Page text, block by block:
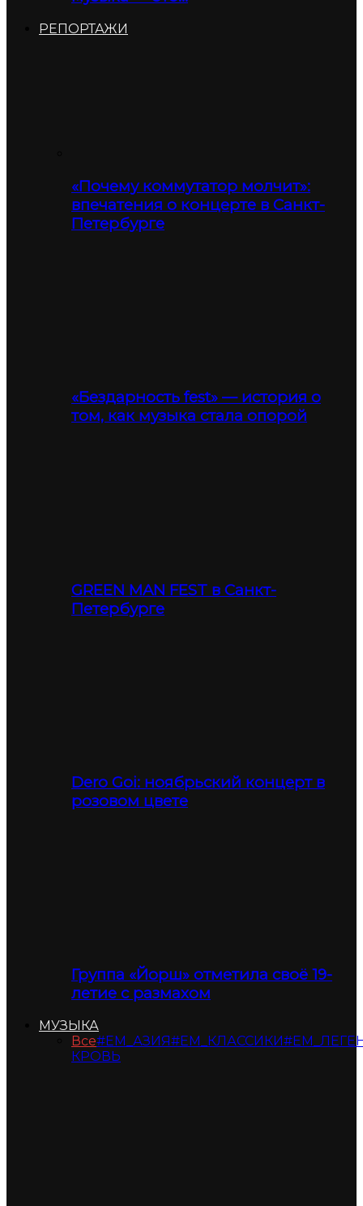
РЕПОРТАЖИ
«Почему коммутатор молчит»:
впечатения о концерте в Санкт-
Петербурге
«Бездарность fest» — история о
том, как музыка стала опорой
GREEN MAN FEST в Санкт-
Петербурге
Dero Goi: ноябрьский концерт в
розовом цвете
Группа «Йорш» отметила своё 19-
летие с размахом
МУЗЫКА
Все#ЕМ_АЗИЯ#ЕМ_КЛАССИКИ
КРОВЬ